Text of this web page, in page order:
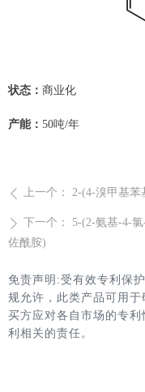
ꄴ 上一个： 2-(4-溴甲基苯
ꄲ 下一个：
5-(2-氨基-4-
佐酰胺)
状态： 商业化
产能： 50吨/年
免责声明:受有效专利保
规允许，此类产品可用于
买方应对各自市场的专
利相关的责任。